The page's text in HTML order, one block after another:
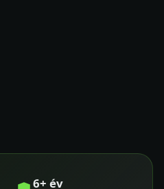
6+ év